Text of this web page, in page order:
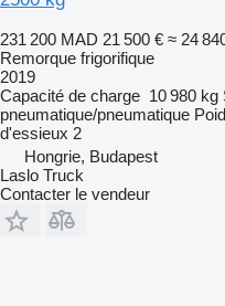
231 200 MAD 21 500 € ≈ 24
Remorque frigorifique
2019
Capacité de charge 10 980 kg
pneumatique/pneumatique
d'essieux 2
Hongrie, Budapest
Laslo Truck
Contacter le vendeur